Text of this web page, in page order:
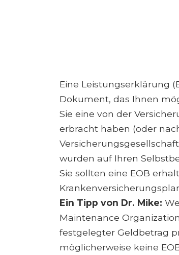
Eine Leistungserklärung
Dokument, das Ihnen
Sie eine von der
erbracht haben (oder
wurden auf Ihren
Sie sollten eine EOB
Ein Tipp von Dr. Mike:
Maintenance
festgelegter Geldbetrag
möglicherweise keine